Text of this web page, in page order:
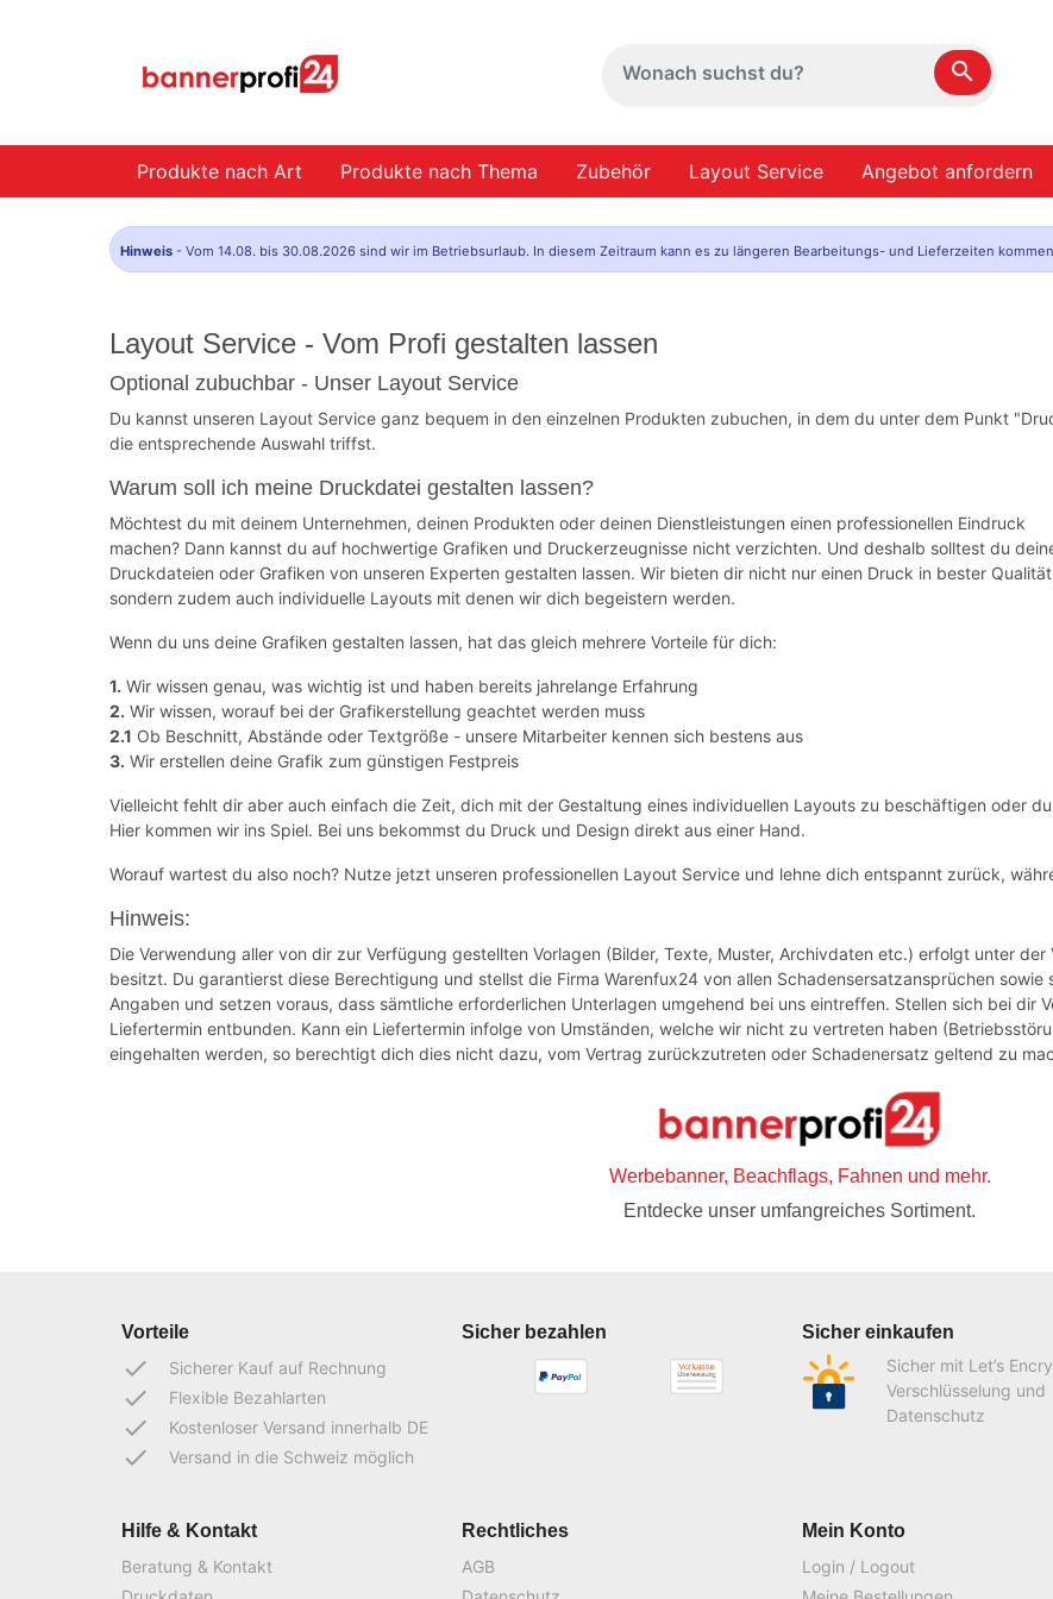
search
Produkte nach Art Produkte nach Thema Zubehör Layout Service Angebot anfordern
Hinweis - Vom 14.08. bis 30.08.2026 sind wir im Betriebsurlaub. In diesem Zeitraum kann es zu längeren Bearbeitungs- und Lieferzeiten
Layout Service - Vom Profi gestalten lassen
Optional zubuchbar - Unser Layout Service
Du kannst unseren Layout Service ganz bequem in den einzelnen Produkten zubuchen, in dem du unter dem Punkt
die entsprechende Auswahl triffst.
Warum soll ich meine Druckdatei gestalten lassen?
Möchtest du mit deinem Unternehmen, deinen Produkten oder deinen Dienstleistungen einen professionellen Eindruck
machen? Dann kannst du auf hochwertige Grafiken und Druckerzeugnisse nicht verzichten. Und deshalb solltest du
Druckdateien oder Grafiken von unseren Experten gestalten lassen. Wir bieten dir nicht nur einen Druck in bester
sondern zudem auch individuelle Layouts mit denen wir dich begeistern werden.
Wenn du uns deine Grafiken gestalten lassen, hat das gleich mehrere Vorteile für dich:
1. Wir wissen genau, was wichtig ist und haben bereits jahrelange Erfahrung
2. Wir wissen, worauf bei der Grafikerstellung geachtet werden muss
2.1 Ob Beschnitt, Abstände oder Textgröße - unsere Mitarbeiter kennen sich bestens aus
3. Wir erstellen deine Grafik zum günstigen Festpreis
Vielleicht fehlt dir aber auch einfach die Zeit, dich mit der Gestaltung eines individuellen Layouts zu beschäftigen oder
Hier kommen wir ins Spiel. Bei uns bekommst du Druck und Design direkt aus einer Hand.
Worauf wartest du also noch? Nutze jetzt unseren professionellen Layout Service und lehne dich entspannt zurück,
Hinweis:
Die Verwendung aller von dir zur Verfügung gestellten Vorlagen (Bilder, Texte, Muster, Archivdaten etc.) erfolgt unter
besitzt. Du garantierst diese Berechtigung und stellst die Firma Warenfux24 von allen Schadensersatzansprüchen
Angaben und setzen voraus, dass sämtliche erforderlichen Unterlagen umgehend bei uns eintreffen. Stellen sich bei dir
Liefertermin entbunden. Kann ein Liefertermin infolge von Umständen, welche wir nicht zu vertreten haben
eingehalten werden, so berechtigt dich dies nicht dazu, vom Vertrag zurückzutreten oder Schadenersatz geltend zu
Werbebanner, Beachflags, Fahnen und mehr.
Entdecke unser umfangreiches Sortiment.
Vorteile
done Sicherer Kauf auf Rechnung
done Flexible Bezahlarten
done Kostenloser Versand innerhalb DE
done Versand in die Schweiz möglich
Sicher bezahlen
Sicher einkaufen
Sicher mit Let’s
Verschlüsselung und
Datenschutz
Hilfe & Kontakt
Beratung & Kontakt
Rechtliches
AGB
Mein Konto
Login / Logout